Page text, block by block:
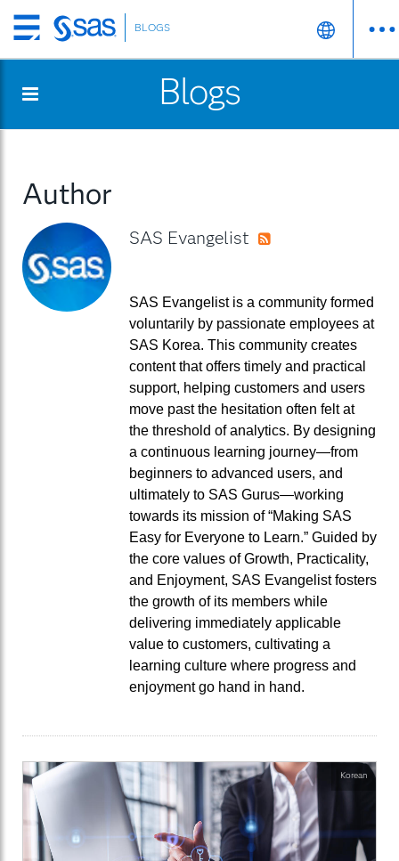
Skip
to
content
BLOGS
Blogs
Author
SAS Evangelist
SAS Evangelist is a community formed
voluntarily by passionate employees at
SAS Korea. This community creates
content that offers timely and practical
support, helping customers and users
move past the hesitation often felt at
the threshold of analytics. By designing
a continuous learning journey—from
beginners to advanced users, and
ultimately to SAS Gurus—working
towards its mission of “Making SAS
Easy for Everyone to Learn.” Guided by
the core values of Growth, Practicality,
and Enjoyment, SAS Evangelist fosters
the growth of its members while
delivering immediately applicable
value to customers, cultivating a
learning culture where progress and
enjoyment go hand in hand.
Korean